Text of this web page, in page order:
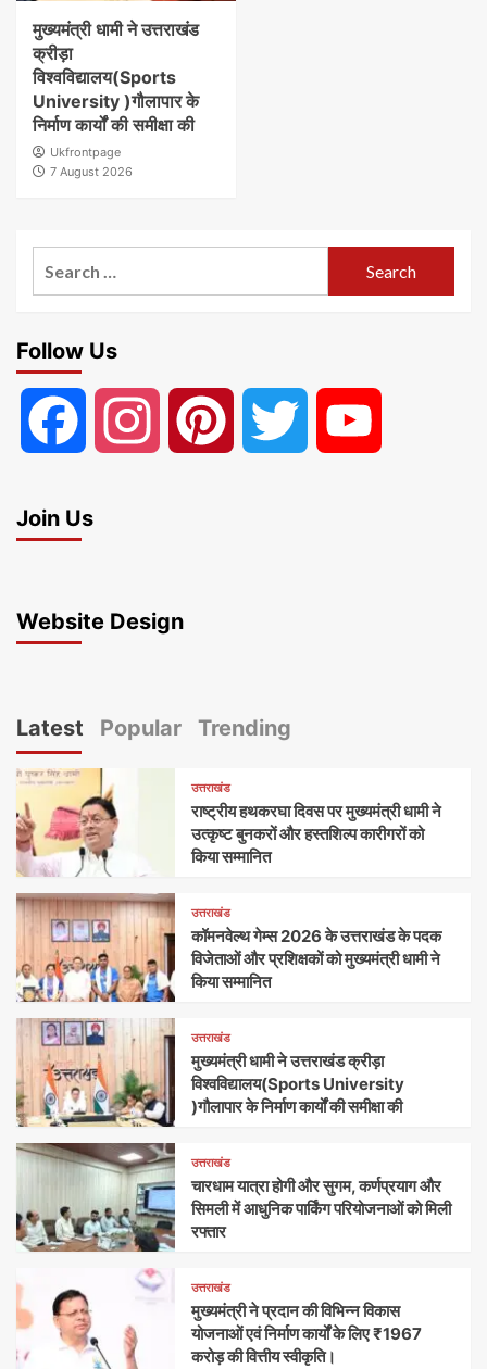
मुख्यमंत्री धामी ने उत्तराखंड
क्रीड़ा
विश्वविद्यालय(Sports
University )गौलापार के
निर्माण कार्यों की समीक्षा की
Ukfrontpage
7 August 2026
Follow Us
Facebook Instagram Pinterest Twitter
Join Us
Website Design
Latest Popular Trending
उत्तराखंड
राष्ट्रीय हथकरघा दिवस पर मुख्यमंत्री धामी ने
उत्कृष्ट बुनकरों और हस्तशिल्प कारीगरों को
किया सम्मानित
उत्तराखंड
कॉमनवेल्थ गेम्स 2026 के उत्तराखंड के पदक
विजेताओं और प्रशिक्षकों को मुख्यमंत्री धामी ने
किया सम्मानित
उत्तराखंड
मुख्यमंत्री धामी ने उत्तराखंड क्रीड़ा
विश्वविद्यालय(Sports University
)गौलापार के निर्माण कार्यों की समीक्षा की
उत्तराखंड
चारधाम यात्रा होगी और सुगम, कर्णप्रयाग और
सिमली में आधुनिक पार्किंग परियोजनाओं को मिली
रफ्तार
उत्तराखंड
मुख्यमंत्री ने प्रदान की विभिन्न विकास
योजनाओं एवं निर्माण कार्यों के लिए ₹1967
करोड़ की वित्तीय स्वीकृति।